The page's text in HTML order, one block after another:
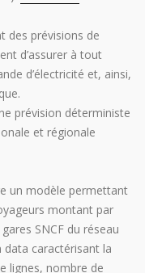
des prévisions de
d’assurer à tout
d’électricité et, ainsi,
prévision déterministe
et régionale
un modèle permettant
montant par
SNCF du réseau
data caractérisant la
lignes, nombre de